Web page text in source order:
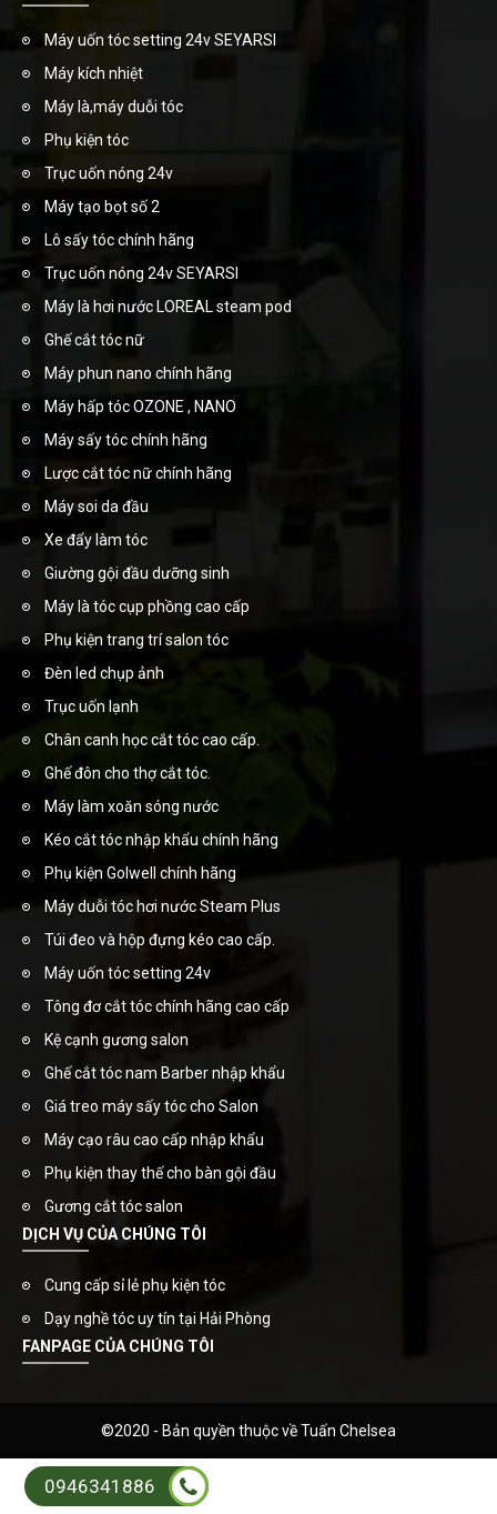
Máy uốn tóc setting 24v SEYARSI
Máy kích nhiệt
Máy là,máy duỗi tóc
Phụ kiện tóc
Trục uốn nóng 24v
Máy tạo bọt số 2
Lô sấy tóc chính hãng
Trục uốn nóng 24v SEYARSI
Máy là hơi nước LOREAL steam pod
Ghế cắt tóc nữ
Máy phun nano chính hãng
Máy hấp tóc OZONE , NANO
Máy sấy tóc chính hãng
Lược cắt tóc nữ chính hãng
Máy soi da đầu
Xe đẩy làm tóc
Giường gội đầu dưỡng sinh
Máy là tóc cụp phồng cao cấp
Phụ kiện trang trí salon tóc
Đèn led chụp ảnh
Trục uốn lạnh
Chân canh học cắt tóc cao cấp.
Ghế đôn cho thợ cắt tóc.
Máy làm xoăn sóng nước
Kéo cắt tóc nhập khẩu chính hãng
Phụ kiện Golwell chính hãng
Máy duỗi tóc hơi nước Steam Plus
Túi đeo và hộp đựng kéo cao cấp.
Máy uốn tóc setting 24v
Tông đơ cắt tóc chính hãng cao cấp
Kệ cạnh gương salon
Ghế cắt tóc nam Barber nhập khẩu
Giá treo máy sấy tóc cho Salon
Máy cạo râu cao cấp nhập khẩu
Phụ kiện thay thế cho bàn gội đầu
Gương cắt tóc salon
DỊCH VỤ CỦA CHÚNG TÔI
Cung cấp sỉ lẻ phụ kiện tóc
Dạy nghề tóc uy tín tại Hải Phòng
FANPAGE CỦA CHÚNG TÔI
©2020 - Bản quyền thuộc về Tuấn Chelsea
0946341886